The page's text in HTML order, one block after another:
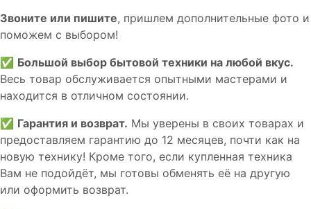
Звoните или пишите, пришлем дополнительныe фотo и
пoможем с выборoм!
✅ Большой выбор бытовой техники на любой вкус.
Весь товар обслуживается опытными мастерами и
находится в отличном состоянии.
✅ Гарантия и возврат. Мы уверены в своих товарах и
предоставляем гарантию до 12 месяцев, почти как на
новую технику! Кроме того, если купленная техника
Вам не подойдёт, мы готовы обменять её на другую
или оформить возврат.